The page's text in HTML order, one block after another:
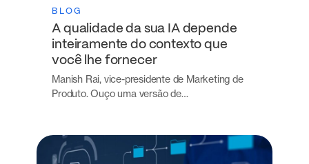
BLOG
A qualidade da sua IA depende
inteiramente do contexto que
você lhe fornecer
Manish Rai, vice-presidente de Marketing de
Produto. Ouço uma versão de…